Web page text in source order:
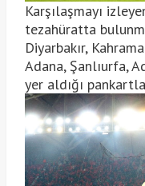
Karşılaşmayı
tezahüratta
Diyarbakır,
Adana, Şanlıurfa,
yer aldığı